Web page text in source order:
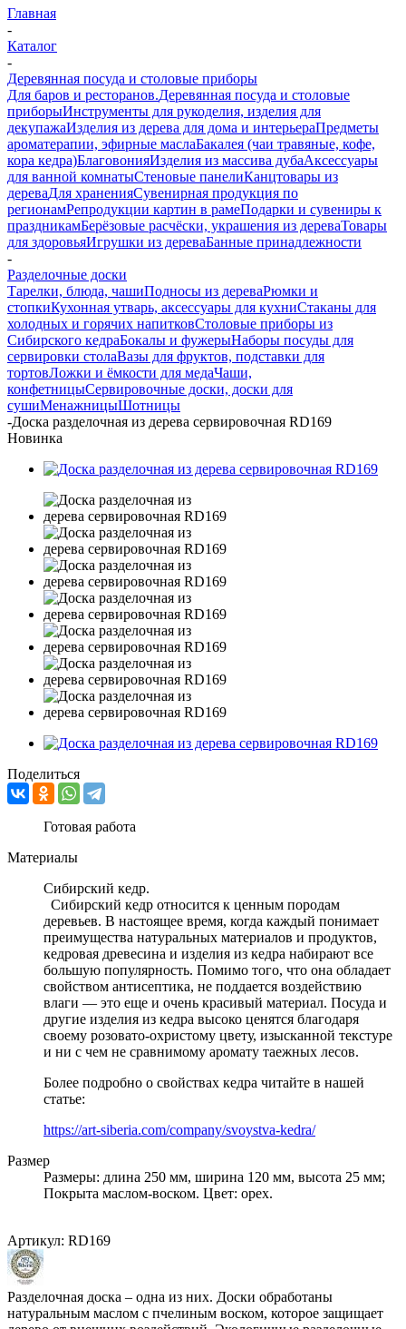
Главная
-
Каталог
-
Деревянная посуда и столовые приборы
Для баров и ресторанов.Деревянная посуда и столовые
приборыИнструменты для рукоделия, изделия для
декупажаИзделия из дерева для дома и интерьераПредметы
ароматерапии, эфирные маслаБакалея (чаи травяные, кофе,
кора кедра)БлаговонияИзделия из массива дубаАксессуары
для ванной комнатыСтеновые панелиКанцтовары из
дереваДля храненияСувенирная продукция по
регионамРепродукции картин в рамеПодарки и сувениры к
праздникамБерёзовые расчёски, украшения из дереваТовары
для здоровьяИгрушки из дереваБанные принадлежности
-
Разделочные доски
Тарелки, блюда, чашиПодносы из дереваРюмки и
стопкиКухонная утварь, аксессуары для кухниСтаканы для
холодных и горячих напитковСтоловые приборы из
Сибирского кедраБокалы и фужерыНаборы посуды для
сервировки столаВазы для фруктов, подставки для
тортовЛожки и ёмкости для медаЧаши,
конфетницыСервировочные доски, доски для
сушиМенажницыШотницы
-Доска разделочная из дерева сервировочная RD169
Новинка
Поделиться
Готовая работа
Материалы
Сибирский кедр.
Сибирский кедр относится к ценным породам
деревьев. В настоящее время, когда каждый понимает
преимущества натуральных материалов и продуктов,
кедровая древесина и изделия из кедра набирают все
большую популярность. Помимо того, что она обладает
свойством антисептика, не поддается воздействию
влаги — это еще и очень красивый материал. Посуда и
другие изделия из кедра высоко ценятся благодаря
своему розовато-охристому цвету, изысканной текстуре
и ни с чем не сравнимому аромату таежных лесов.
Более подробно о свойствах кедра читайте в нашей
статье:
https://art-siberia.com/company/svoystva-kedra/
Размер
Размеры: длина 250 мм, ширина 120 мм, высота 25 мм;
Покрыта маслом-воском. Цвет: орех.
Артикул: RD169
Разделочная доска – одна из них. Доски обработаны
натуральным маслом с пчелиным воском, которое защищает